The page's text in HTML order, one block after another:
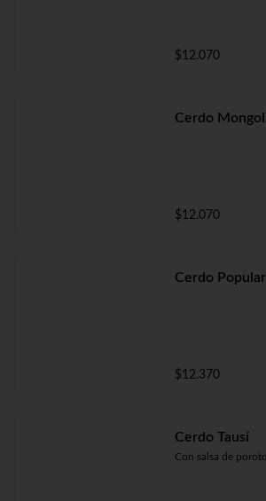
$12.070
Cerdo
$12.070
Cerdo Popular
$12.370
Cerdo Tausí
Con salsa de